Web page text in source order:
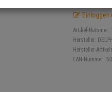
Einloggen
Artikel-Nummer:
Hersteller: DELPHI
Hersteller-
EAN-Nummer: